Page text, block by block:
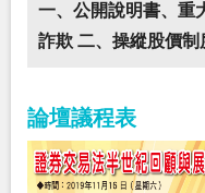
一、公開說明書、重
詐欺 二、操縱股價制
論壇議程表